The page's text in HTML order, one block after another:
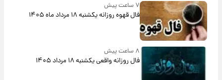
۷ ساعت پیش
فال قهوه روزانه یکشنبه ۱۸ مرداد ماه ۱۴۰۵
۸ ساعت پیش
فال روزانه واقعی یکشنبه ۱۸ مرداد ۱۴۰۵